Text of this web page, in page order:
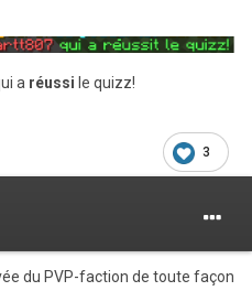
a réussi le quizz!
3
du PVP-faction de toute façon